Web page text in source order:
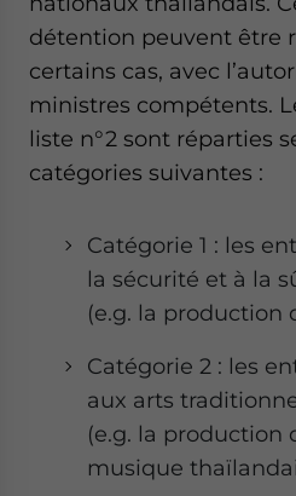
détention peuvent être
certains cas, avec
ministres compétents.
liste n°2 sont réparties
catégories suivantes :
Catégorie 1 : les
la sécurité et à la
(e.g. la production
Catégorie 2 : les
aux arts
(e.g. la production
musique